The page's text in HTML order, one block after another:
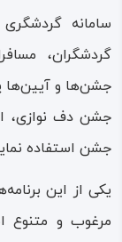
سامانه
گردشگران،
جشن‌ها و آیین‌ها
جشن دف‌ نوازی،
جشن استفاده
یکی از این
مرغوب و متنوع